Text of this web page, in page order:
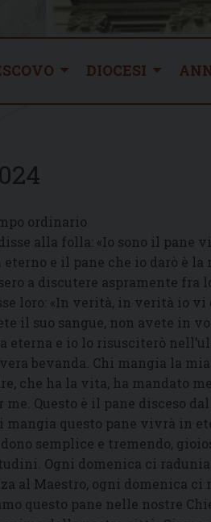
DIOCESI
ordinario
alla folla: «Io sono il pane
e il pane che io darò è la
a discutere aspramente fra
loro: «In verità, in verità io
il suo sangue, non avete in
eterna e io lo risusciterò
bevanda. Chi mangia la
che ha la vita, ha mandato
Questo è il pane disceso
questo pane vivrà in
semplice e tremendo,
Ogni domenica ci
al Maestro, ogni domenica
questo pane nelle nostre